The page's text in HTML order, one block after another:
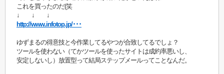
これを買ったのだ(笑
↓ ↓ ↓
http://www.infotop.jp/･･･
ゆずまるの得意技と今作業してるやつが合致してるでしょ？
ツールを使わない（てかツールを使ったサイトは成約率悪いし、
安定しないし）放置型って結局ステップメールってことなんだ。